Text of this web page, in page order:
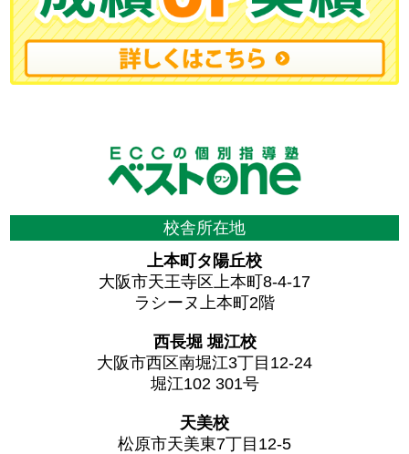
校舎所在地
上本町タ陽丘校
大阪市天王寺区上本町8-4-17
ラシーヌ上本町2階
西長堀 堀江校
大阪市西区南堀江3丁目12-24
堀江102 301号
天美校
松原市天美東7丁目12-5